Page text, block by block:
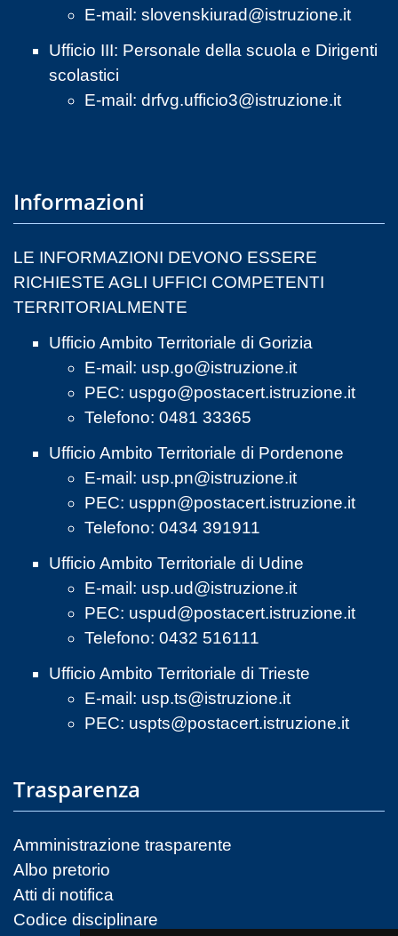
E-mail: slovenskiurad@istruzione.it
Ufficio III: Personale della scuola e Dirigenti
scolastici
E-mail: drfvg.ufficio3@istruzione.it
Informazioni
LE INFORMAZIONI DEVONO ESSERE
RICHIESTE AGLI UFFICI COMPETENTI
TERRITORIALMENTE
Ufficio Ambito Territoriale di Gorizia
E-mail: usp.go@istruzione.it
PEC: uspgo@postacert.istruzione.it
Telefono: 0481 33365
Ufficio Ambito Territoriale di Pordenone
E-mail: usp.pn@istruzione.it
PEC: usppn@postacert.istruzione.it
Telefono: 0434 391911
Ufficio Ambito Territoriale di Udine
E-mail: usp.ud@istruzione.it
PEC: uspud@postacert.istruzione.it
Telefono: 0432 516111
Ufficio Ambito Territoriale di Trieste
E-mail: usp.ts@istruzione.it
PEC: uspts@postacert.istruzione.it
Trasparenza
Amministrazione trasparente
Albo pretorio
Atti di notifica
Codice disciplinare